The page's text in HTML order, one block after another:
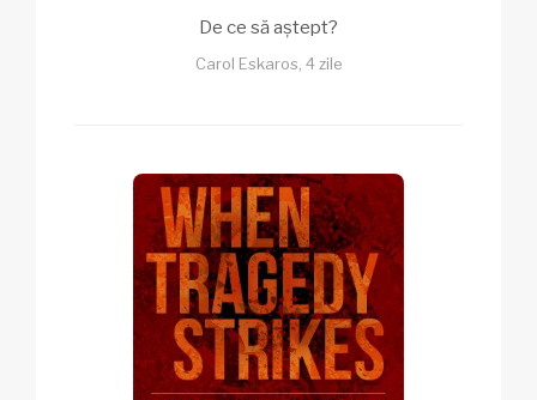
De ce să aștept?
Carol Eskaros, 4 zile